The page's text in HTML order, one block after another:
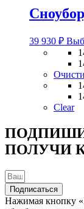
39 930 ₽
Clear
ПОЛУЧИ
Подписаться
Нажимая кнопку